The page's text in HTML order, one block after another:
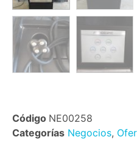
Código NE00258
Categorías Negocios,